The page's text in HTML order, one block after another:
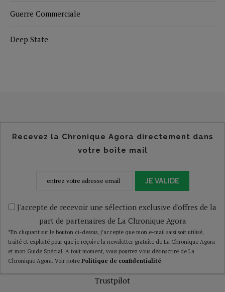
Guerre Commerciale
Deep State
Recevez la Chronique Agora directement dans
votre boîte mail
JE VALIDE
J'accepte de recevoir une sélection exclusive d'offres de la
part de partenaires de La Chronique Agora
*En cliquant sur le bouton ci-dessus, j’accepte que mon e-mail saisi soit utilisé,
traité et exploité pour que je reçoive la newsletter gratuite de La Chronique Agora
et mon Guide Spécial. A tout moment, vous pourrez vous désinscrire de La
Chronique Agora. Voir notre Politique de confidentialité.
Trustpilot